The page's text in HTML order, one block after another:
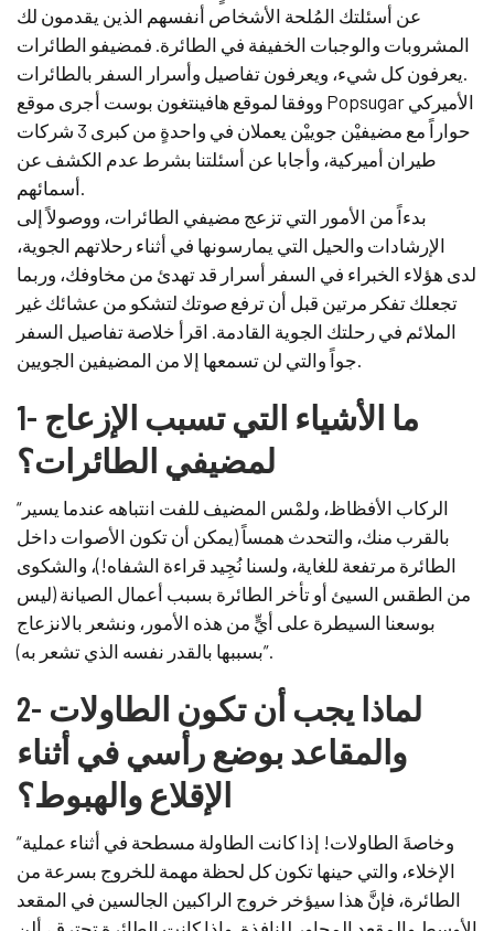
عن أسئلتك المُلحة الأشخاص أنفسهم الذين يقدمون لك
المشروبات والوجبات الخفيفة في الطائرة. فمضيفو الطائرات
يعرفون كل شيء، ويعرفون تفاصيل وأسرار السفر بالطائرات.
ووفقا لموقع هافينتغون بوست أجرى موقع Popsugar الأميركي
حواراً مع مضيفيْن جوييْن يعملان في واحدةٍ من كبرى 3 شركات
طيران أميركية، وأجابا عن أسئلتنا بشرط عدم الكشف عن
أسمائهم.
بدءاً من الأمور التي تزعج مضيفي الطائرات، ووصولاً إلى
الإرشادات والحيل التي يمارسونها في أثناء رحلاتهم الجوية،
لدى هؤلاء الخبراء في السفر أسرار قد تهدئ من مخاوفك، وربما
تجعلك تفكر مرتين قبل أن ترفع صوتك لتشكو من عشائك غير
الملائم في رحلتك الجوية القادمة. اقرأ خلاصة تفاصيل السفر
جواً والتي لن تسمعها إلا من المضيفين الجويين.
1- ما الأشياء التي تسبب الإزعاج
لمضيفي الطائرات؟
“الركاب الأفظاظ، ولمْس المضيف للفت انتباهه عندما يسير
بالقرب منك، والتحدث همساً (يمكن أن تكون الأصوات داخل
الطائرة مرتفعة للغاية، ولسنا نُجِيد قراءة الشفاه!)، والشكوى
من الطقس السيئ أو تأخر الطائرة بسبب أعمال الصيانة (ليس
بوسعنا السيطرة على أيٍّ من هذه الأمور، ونشعر بالانزعاج
بسببها بالقدر نفسه الذي تشعر به)”.
2- لماذا يجب أن تكون الطاولات
والمقاعد بوضع رأسي في أثناء
الإقلاع والهبوط؟
“وخاصةَ الطاولات! إذا كانت الطاولة مسطحة في أثناء عملية
الإخلاء، والتي حينها تكون كل لحظة مهمة للخروج بسرعة من
الطائرة، فإنَّ هذا سيؤخر خروج الراكبين الجالسين في المقعد